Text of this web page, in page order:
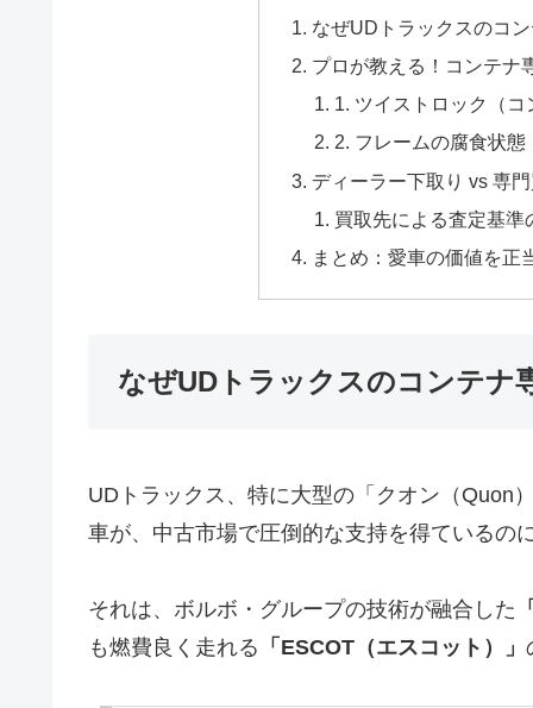
なぜUDトラックスのコ
プロが教える！コンテナ
1. ツイストロック（
2. フレームの腐食状態
ディーラー下取り vs 専
買取先による査定基準
まとめ：愛車の価値を正
なぜUDトラックスのコンテナ
UDトラックス、特に大型の「クオン（Quon
車が、中古市場で圧倒的な支持を得ているの
それは、ボルボ・グループの技術が融合した
も燃費良く走れる 「ESCOT（エスコット）」